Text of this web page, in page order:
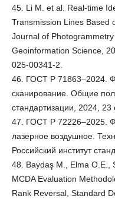
45. Li M. et al. Real-time
Transmission Lines Based
Journal of
Geoinformation Science,
025-00341-2.
46. ГОСТ Р 71863–2024.
сканирование. Общие
стандартизации, 2024, 23
47. ГОСТ Р 72226–2025.
лазерное воздушное.
Российский институт
48. Baydaş M., Elma O.E.,
MCDA Evaluation
Rank Reversal, Standard